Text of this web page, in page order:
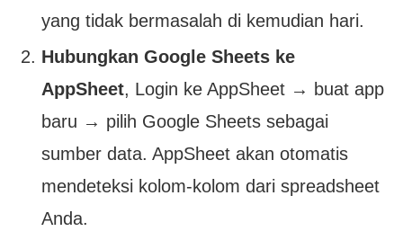
yang tidak bermasalah di kemudian hari.
Hubungkan Google Sheets ke
AppSheet, Login ke AppSheet → buat app
baru → pilih Google Sheets sebagai
sumber data. AppSheet akan otomatis
mendeteksi kolom-kolom dari spreadsheet
Anda.